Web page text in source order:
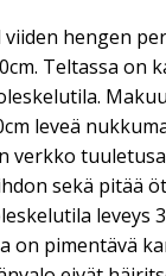
hengen
Teltassa on
leveä
verkko
sekä pitää
leveys
on pimentävä